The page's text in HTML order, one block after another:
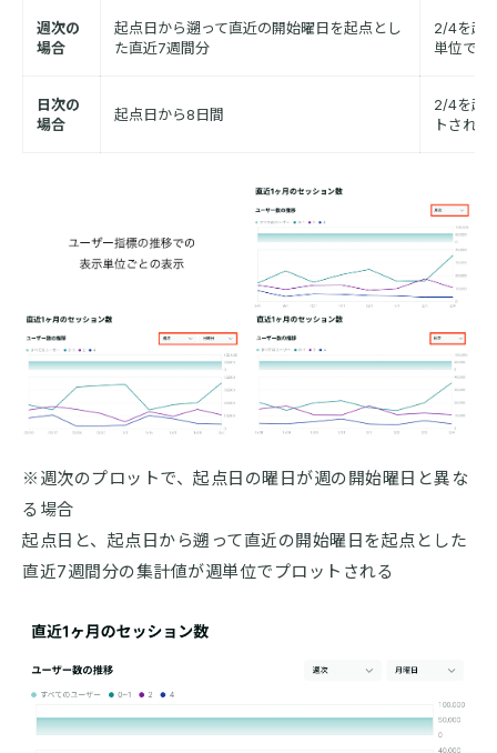
週次の
場合
起点日から遡って直近の開始曜日を起点とし
た直近7週間分
2/4を起
単位でプ
日次の
場合
起点日から8日間
2/4を起
トされる
※週次のプロットで、起点日の曜日が週の開始曜日と異な
る場合
起点日と、起点日から遡って直近の開始曜日を起点とした
直近7週間分の集計値が週単位でプロットされる